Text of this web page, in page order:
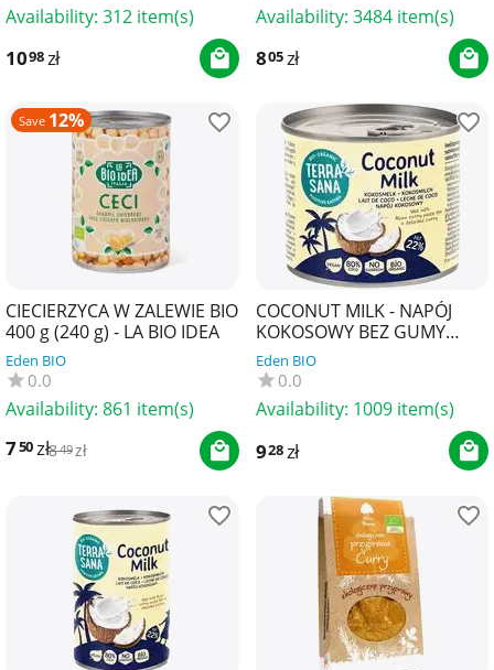
Availability: 312 item(s)
1098zł
Availability: 3484 item(s)
805zł
Save 12%
CIECIERZYCA W ZALEWIE BIO
400 g (240 g) - LA BIO IDEA
Eden BIO
0.0
Availability: 861 item(s)
750zł849zł
COCONUT MILK - NAPÓJ
KOKOSOWY BEZ GUMY
GUAR (22 % TŁUSZCZU) BIO
200 ml - TERRASANA
Eden BIO
0.0
Availability: 1009 item(s)
928 zł